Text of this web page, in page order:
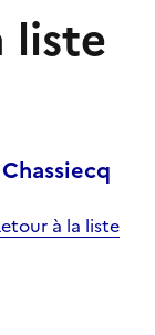
liste
à la liste